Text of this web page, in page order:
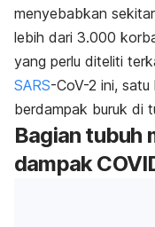
menyebabkan
lebih dari 3.000
yang perlu diteliti
SARS-CoV-2 ini,
berdampak buruk di
Bagian tubuh
dampak